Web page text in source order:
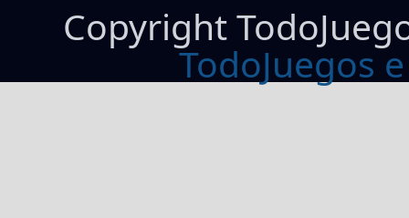
Copyright
TodoJuegos